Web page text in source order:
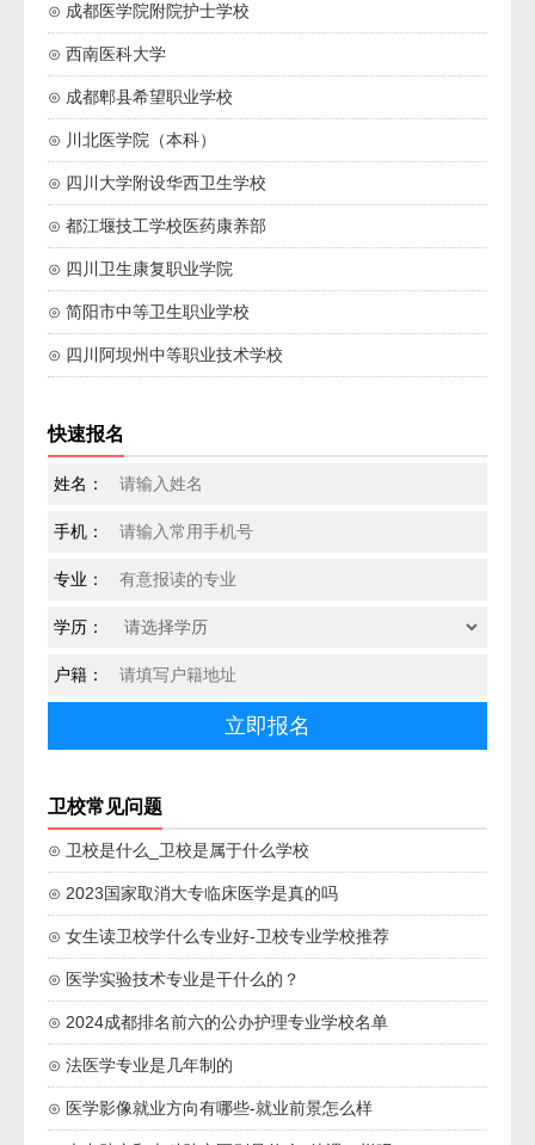
⊙ 成都医学院附院护士学校
⊙ 西南医科大学
⊙ 成都郫县希望职业学校
⊙ 川北医学院（本科）
⊙ 四川大学附设华西卫生学校
⊙ 都江堰技工学校医药康养部
⊙ 四川卫生康复职业学院
⊙ 简阳市中等卫生职业学校
⊙ 四川阿坝州中等职业技术学校
快速报名
姓名：
手机：
专业：
学历：
户籍：
卫校常见问题
⊙ 卫校是什么_卫校是属于什么学校
⊙ 2023国家取消大专临床医学是真的吗
⊙ 女生读卫校学什么专业好-卫校专业学校推荐
⊙ 医学实验技术专业是干什么的？
⊙ 2024成都排名前六的公办护理专业学校名单
⊙ 法医学专业是几年制的
⊙ 医学影像就业方向有哪些-就业前景怎么样